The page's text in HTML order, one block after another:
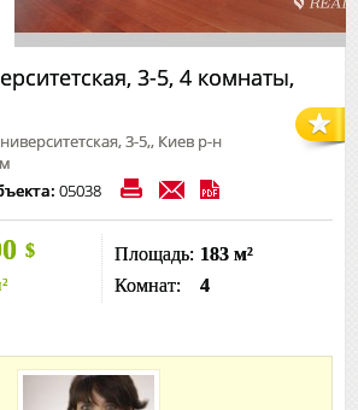
3-5, 4 комнаты,
3-5,, Киев р-н
05038
$ Площадь: 183 м²
Комнат:
4